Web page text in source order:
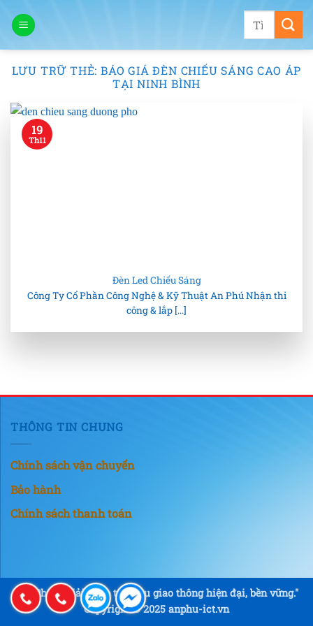
qua
Tìm
LƯU TRỮ THẺ:BÁO GIÁ ĐÈN CHIẾU SÁNG CAO ÁP
TẠI NINH BÌNH
Đèn Led Chiếu Sáng
Công Ty Cổ Phần Công Nghệ & Kỹ Thuật An Phú Nhận thi
công & lắp [...]
19
Th11
THÔNG TIN CHUNG
Chính sách vận chuyển
Bảo hành
Chính sách thanh toán
"An Phú – Giải pháp tín hiệu giao thông hiện đại, bền vững."
Copyright © 2025 anphu-ict.vn